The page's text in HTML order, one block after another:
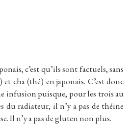
c’est qu’ils sont factuels, sans
cha (thé) en japonais. C’est donc
infusion puisque, pour les trois au
du radiateur, il n’y a pas de théine
Il n’y a pas de gluten non plus.